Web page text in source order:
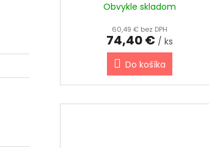
Obvykle skladom
60,49 € bez DPH
74,40 € / ks
Do košíka